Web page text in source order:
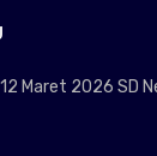
Maret 2026 SD